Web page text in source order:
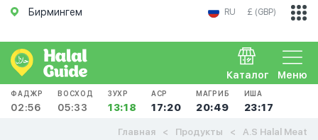
Бирмингем RU £ (GBP)
Меню
Каталог
ФАДЖР
02:56
ВОСХОД
05:33
ЗУХР
13:18
АСР
17:20
МАГРИБ
20:49
ИША
23:17
Главная Продукты A.S Halal Meat